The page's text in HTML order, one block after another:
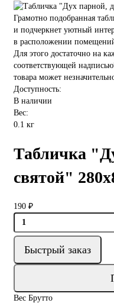
Грамотно подобранная
и подчеркнет уютный
в расположении
Для этого достаточно на
соответствующей
товара может
Доступность:
В наличии
Вес:
0.1 кг
Табличка
святой"
190 ₽
Быстрый заказ
Вес Брутто